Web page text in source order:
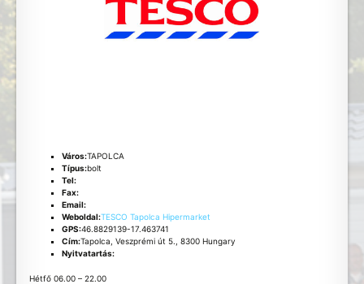
Város:TAPOLCA
Típus:bolt
Tel:
Fax:
Email:
Weboldal:TESCO Tapolca Hipermarket
GPS:46.8829139-17.463741
Cím:Tapolca, Veszprémi út 5., 8300 Hungary
Nyitvatartás:
Hétfő 06.00 – 22.00